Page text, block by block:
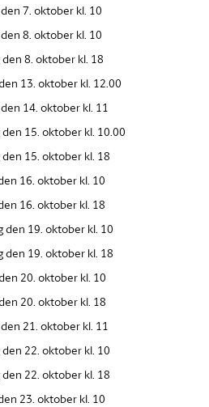
7. oktober kl. 10
8. oktober kl. 10
8. oktober kl. 18
13. oktober kl. 12.00
14. oktober kl. 11
15. oktober kl. 10.00
15. oktober kl. 18
16. oktober kl. 10
16. oktober kl. 18
den 19. oktober kl. 10
den 19. oktober kl. 18
20. oktober kl. 10
20. oktober kl. 18
21. oktober kl. 11
22. oktober kl. 10
22. oktober kl. 18
23. oktober kl. 10